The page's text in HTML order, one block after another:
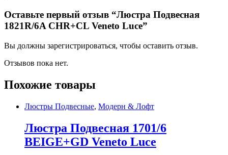
Оставьте первый отзыв “Люстра Подвесная
1821R/6A CHR+CL Veneto Luce”
Вы должны зарегистрироваться, чтобы оставить отзыв.
Отзывов пока нет.
Похожие товары
Люстры Подвесные, Модерн & Лофт
Люстра Подвесная 1701/6
BEIGE+GD Veneto Luce